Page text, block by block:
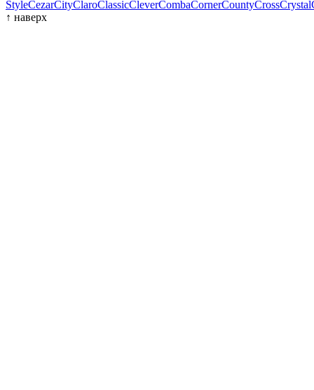
StyleCezarCityClaroClassicCleverCombaCornerCountyCrossCrystal
↑ наверх